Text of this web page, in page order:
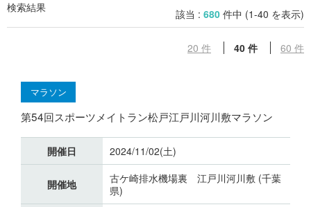
検索結果 該当 : 680 件中 (1-40 を表示)
20 件 40 件 60 件
マラソン
第54回スポーツメイトラン松戸江戸川河川敷マラソン
開催日 2024/11/02(土)
開催地
古ケ崎排水機場裏 江戸川河川敷 (千葉
県)